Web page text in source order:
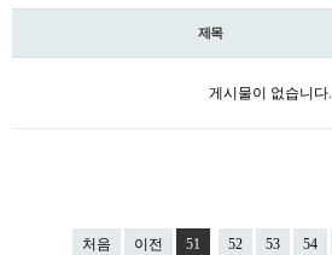
제목
게시물이 없습니다.
처음 이전 51 52 53 54